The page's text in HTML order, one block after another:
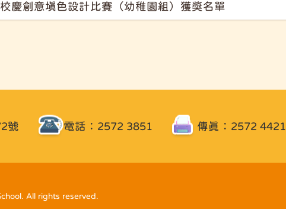
慶創意填色設計比賽（幼稚園組）獲獎名單
號 電話：2572 3851 傳真：2572 4421
All rights reserved.